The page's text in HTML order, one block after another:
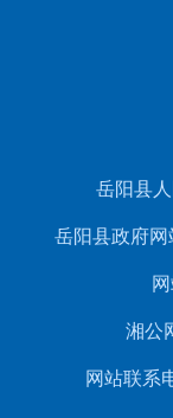
岳阳县
岳阳县政府
湘公
网站联系